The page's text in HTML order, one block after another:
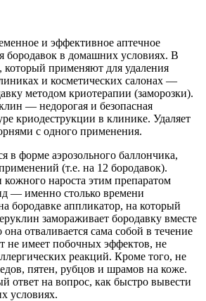
и эффективное аптечное
бородавок в домашних условиях. В
который применяют для удаления
и косметических салонах —
методом криотерапии (заморозки).
— недорогая и безопасная
криодеструкции в клинике. Удаляет
с одного применения.
в форме аэрозольного баллончика,
(т.е. на 12 бородавок).
нароста этим препаратом
— именно столько времени
бородавке аппликатор, на который
замораживает бородавку вместе
отваливается сама собой в течение
не имеет побочных эффектов, не
реакций. Кроме того, не
пятен, рубцов и шрамов на коже.
на вопрос, как быстро вывести
условиях.